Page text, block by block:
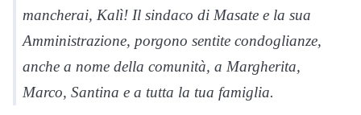
mancherai, Kalì! Il sindaco di Masate e la sua
Amministrazione, porgono sentite condoglianze,
anche a nome della comunità, a Margherita,
Marco, Santina e a tutta la tua famiglia.